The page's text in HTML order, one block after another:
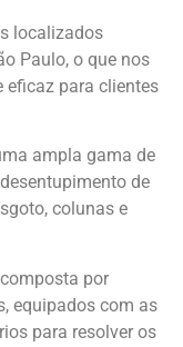
localizados
Paulo, o que nos
eficaz para clientes
ampla gama de
de
colunas e
por
equipados com as
para resolver os